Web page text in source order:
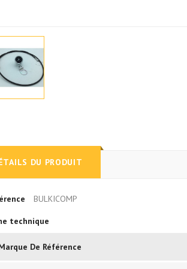
DU PRODUIT
BULKICOMP
technique
De Référence